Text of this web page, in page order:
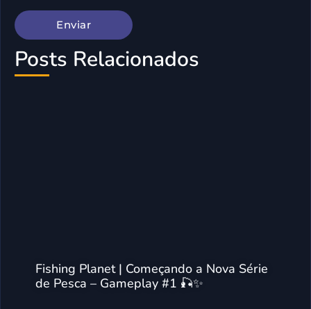
Posts Relacionados
Fishing Planet | Começando a Nova Série
de Pesca – Gameplay #1 🎣✨